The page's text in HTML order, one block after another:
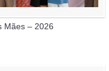
Mães – 2026